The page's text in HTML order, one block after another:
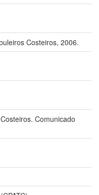
Costeiros, 2006.
Comunicado